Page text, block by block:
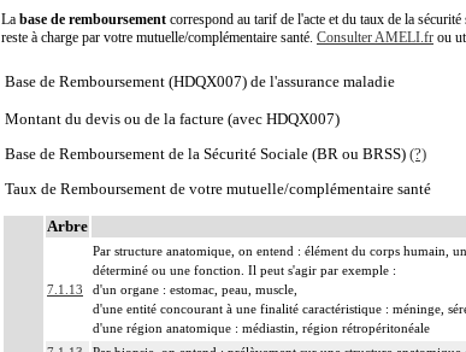
La base de remboursement correspond au tarif de l'acte et du taux de la
reste à charge par votre mutuelle/complémentaire santé. Consulter AMELI.fr ou
Base de Remboursement (HDQX007) de l'assurance maladie
Montant du devis ou de la facture (avec HDQX007)
Base de Remboursement de la Sécurité Sociale (BR ou BRSS) (?)
Taux de Remboursement de votre mutuelle/complémentaire santé
Arbre
7.1.13
Par structure anatomique, on entend : élément du corps humain,
déterminé ou une fonction. Il peut s'agir par exemple :
d'un organe : estomac, peau, muscle,
d'une entité concourant à une finalité caractéristique : méninge,
d'une région anatomique : médiastin, région rétropéritonéale